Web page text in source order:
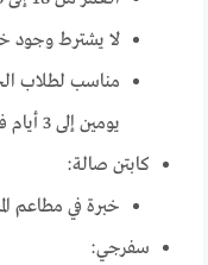
لا يشترط وجود
مناسب لطلاب
يومين إلى 3 أيام فقط.
كابتن صالة:
خبرة في مطاعم
سفرجي: